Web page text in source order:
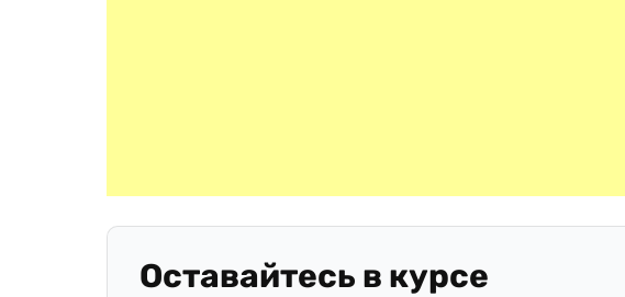
Оставайтесь в курсе